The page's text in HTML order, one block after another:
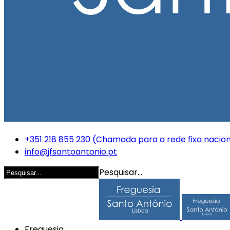
+351 218 855 230 (Chamada para a rede fixa
info@jfsantoantonio.pt
Pesquisar...